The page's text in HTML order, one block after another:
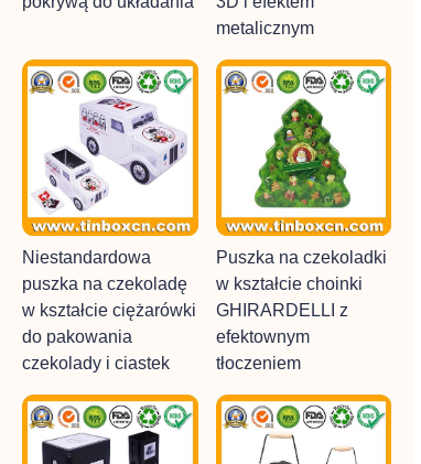
metalicznym
Niestandardowa
puszka na czekoladę
w kształcie ciężarówki
do pakowania
czekolady i ciastek
Puszka na czekoladki
w kształcie choinki
GHIRARDELLI z
efektownym
tłoczeniem